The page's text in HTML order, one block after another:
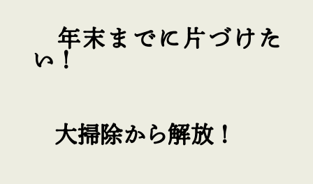
年末までに片づけた
い！
大掃除から解放！